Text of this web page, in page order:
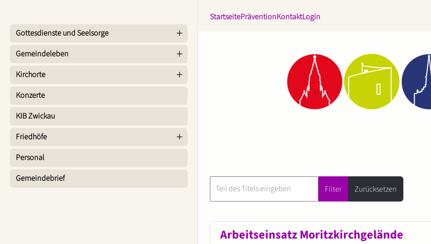
Gottesdienste und Seelsorge
Gemeindeleben
Kirchorte
Konzerte
KIB Zwickau
Friedhöfe
Personal
Gemeindebrief
StartseitePräventionKontaktLogin
Filter Zurücksetzen
Arbeitseinsatz Moritzkirchgelände